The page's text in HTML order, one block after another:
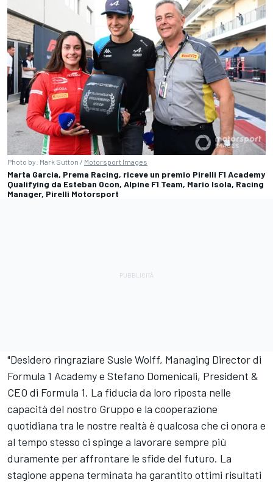
Photo by: Mark Sutton / Motorsport Images
Marta Garcia, Prema Racing, riceve un premio Pirelli F1 Academy
Qualifying da Esteban Ocon, Alpine F1 Team, Mario Isola, Racing
Manager, Pirelli Motorsport
"Desidero ringraziare Susie Wolff, Managing Director di
Formula 1 Academy e Stefano Domenicali, President &
CEO di Formula 1. La fiducia da loro riposta nelle
capacità del nostro Gruppo e la cooperazione
quotidiana tra le nostre realtà è qualcosa che ci onora e
al tempo stesso ci spinge a lavorare sempre più
duramente per affrontare le sfide del futuro. La
stagione appena terminata ha garantito ottimi risultati